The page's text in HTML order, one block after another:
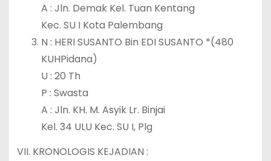
A : Jln. Demak Kel. Tuan Kentang
Kec. SU I Kota Palembang
N : HERI SUSANTO Bin EDI SUSANTO *(480
KUHPidana)
U : 20 Th
P : Swasta
A : Jln. KH. M. Asyik Lr. Binjai
Kel. 34 ULU Kec. SU I, Plg
VII. KRONOLOGIS KEJADIAN :